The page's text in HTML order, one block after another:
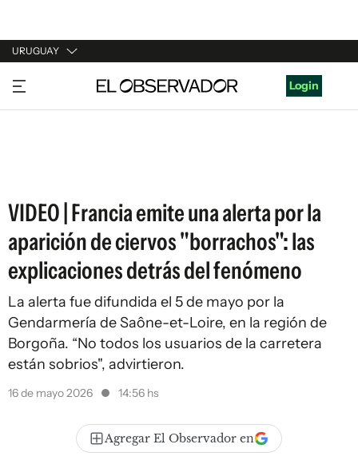
URUGUAY
URUGUAY
ARGENTINA
Login
VIDEO | Francia emite una alerta por la
aparición de ciervos "borrachos": las
explicaciones detrás del fenómeno
La alerta fue difundida el 5 de mayo por la
Gendarmería de Saône-et-Loire, en la región de
Borgoña. “No todos los usuarios de la carretera
están sobrios", advirtieron.
16 de mayo 2026 14:56 hs
Agregar El Observador en